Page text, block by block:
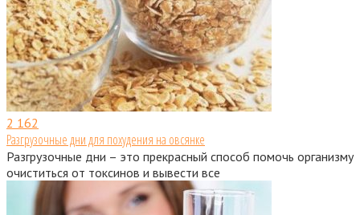
2 162
Разгрузочные дни для похудения на овсянке
Разгрузочные дни – это прекрасный способ помочь организму
очиститься от токсинов и вывести все